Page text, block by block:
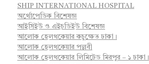
SHIP INTERNATIONAL HOSPITAL
অর্থোপেডিক বিশেষজ্ঞ
আইসিইউ ও এইচডিইউ বিশেষজ্ঞ
আলোক হেলথকেয়ার কচুক্ষেত ঢাকা।
আলোক হেলথকেয়ার পল্লবী
আলোক হেলথকেয়ার লিমিটেড মিরপুর – ১ ঢাকা।